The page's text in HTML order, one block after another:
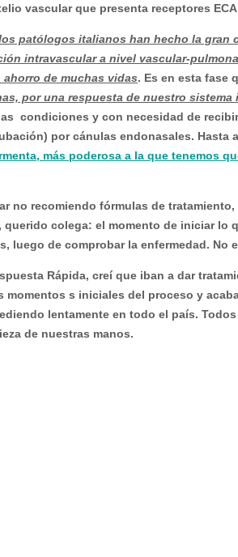
vascular que presenta receptores ECA
patólogos italianos han hecho la gran
intravascular a nivel vascular-
de muchas vidas. Es en esta fase
por una respuesta de nuestro sistema
condiciones y con necesidad de
por cánulas endonasales. Hasta
más poderosa a la que tenemos
no recomiendo fórmulas de
querido colega: el momento de iniciar lo
luego de comprobar la enfermedad. No
Rápida, creí que iban a dar
momentos s iniciales del proceso y
lentamente en todo el país.
de nuestras manos.